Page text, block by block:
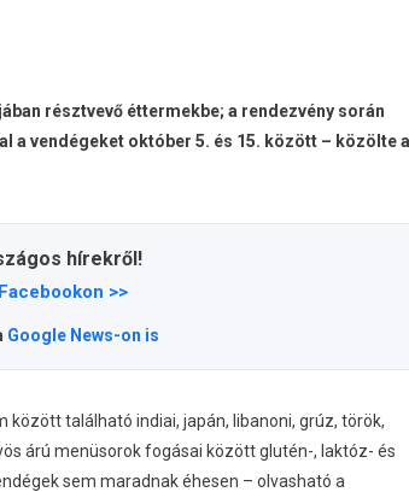
résztvevő éttermekbe; a rendezvény során
a vendégeket október 5. és 15. között – közölte
hírekről!
>>
Google News-on is
található indiai, japán, libanoni, grúz, török,
árú menüsorok fogásai között glutén-, laktóz- és
sem maradnak éhesen – olvasható a